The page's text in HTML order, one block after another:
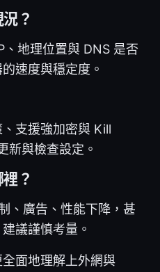
？
地理位置與 DNS 是否
速度與穩定度。
支援強加密與 Kill
新與檢查設定。
？
、廣告、性能下降，甚
議謹慎考量。
面地理解上外網與